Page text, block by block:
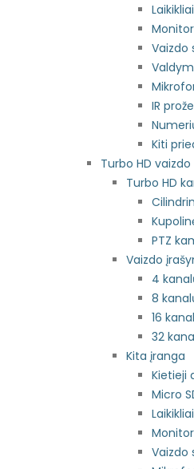
Vaizdo
IR
Kiti
Turbo HD
Turbo HD
PTZ
Vaizdo
4
8
16
32
Kita įranga
Kietieji
Micro
Vaizdo